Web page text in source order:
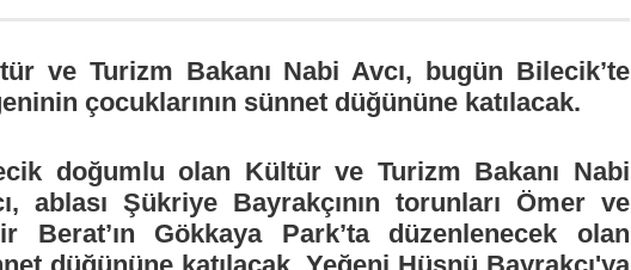
ve Turizm Bakanı Nabi Avcı, bugün Bilecik’te
çocuklarının sünnet düğününe katılacak.
doğumlu olan Kültür ve Turizm Bakanı Nabi
ablası Şükriye Bayrakçının torunları Ömer ve
Berat’ın Gökkaya Park’ta düzenlenecek olan